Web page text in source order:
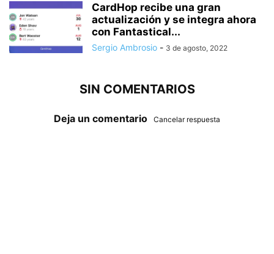
CardHop recibe una gran
actualización y se integra ahora
con Fantastical...
Sergio Ambrosio - 3 de agosto, 2022
SIN COMENTARIOS
Deja un comentario Cancelar respuesta